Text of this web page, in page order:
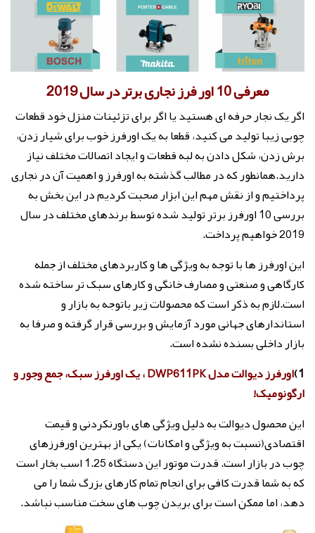
معرفی 10 اور فرز نجاری برتر در سال 2019
اگر یک نجار حرفه ای هستید یا اگر برای تزئینات منزل خود قطعات
چوبی زیبا تولید می کنید، قطعا به یک اورفرز خوب برای شیار زدن،
برش زدن، شکل دادن به لبه قطعات و ایجاد اتصالات مختلف نیاز
دارید.همانطور که در مطالب گذشته بهاورفرز و اهمیت آندر نجاری
پرداختیم و از نقش مهم این ابزار صحبت کردیم در این بخش به
بررسی 10 اورفرز برتر تولید شده توسط برندهای مختلف در سال
2019 خواهیم پرداخت.
این اورفرز ها با توجه به ویژگی ها و کاربردهای مختلف از جمله
کارگاهی و صنعتی و مصارف خانگی و کارهای سبک تر ساخته شده
است.لازم به ذکر است که محصولات زیر باتوجه به بازار و
استاندارهای جهانی مورد آزمایش و بررسی قرار گرفته و صرفا به
بازار داخلی بسنده نشده است.
1)
اورفرز دیوالت مدل DWP611PK ، یک اورفرز سبک، جمع وجور و
ارگونومیک!
این محصول دیوالت به دلیل ویژگی های باورنکردنی و قیمت
اقتصادی(نسبت به ویژگی و امکانات) یکی از بهترین اورفرزهای
چوب در بازار است. قدرت موتور این دستگاه 1.25 اسب بخار است
که به شما قدرت کافی برای انجام تمام کارهای بزرگ شما را می
دهد، اما ممکن است برای بریدن چوب های سخت مناسب نباشد.